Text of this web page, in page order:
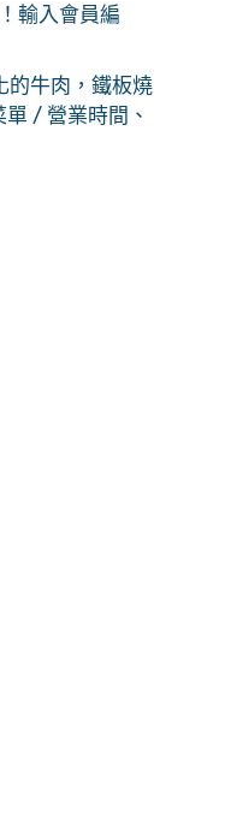
輸入會員編
的牛肉，鐵板燒
/ 營業時間、